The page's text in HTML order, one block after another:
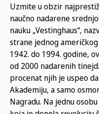
Uzmite u obzir
naučno nadarene
nauku „Vestinghaus“,
strane jednog
1942. do 1994. godine,
od 2000 nadarenih
procenat njih je uspeo
Akademiju, a samo
Nagradu. Na jednu